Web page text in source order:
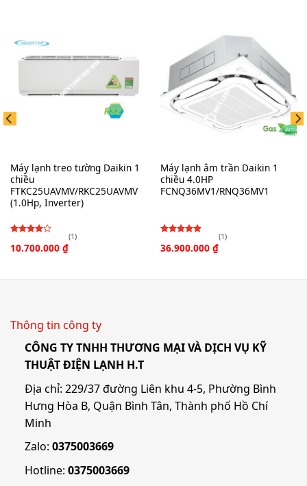
Máy lạnh treo tường Daikin 1
chiều
FTKC25UAVMV/RKC25UAVMV
(1.0Hp, Inverter)
Được
(1)
10.700.000 ₫
Máy lạnh âm trần Daikin 1
chiều 4.0HP
FCNQ36MV1/RNQ36MV1
Được
(1)
36.900.000 ₫
Thông tin công ty
CÔNG TY TNHH THƯƠNG MẠI VÀ DỊCH VỤ KỸ
THUẬT ĐIỆN LẠNH H.T
Địa chỉ: 229/37 đường Liên khu 4-5, Phường Bình
Hưng Hòa B, Quận Bình Tân, Thành phố Hồ Chí
Minh
Zalo: 0375003669
Hotline: 0375003669